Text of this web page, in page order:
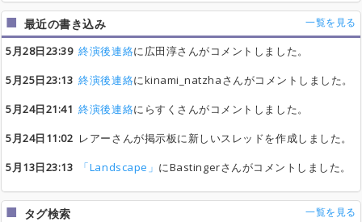
最近の書き込み 一覧を見る
5月28日23:39 終演後連絡に広田淳さんがコメントしました。
5月25日23:13 終演後連絡にkinami_natzhaさんがコメントしました。
5月24日21:41 終演後連絡にらすくさんがコメントしました。
5月24日11:02 レアーさんが掲示板に新しいスレッドを作成しました。
5月13日23:13
「Landscape」 にBastingerさんがコメントしました。
タグ検索 一覧を見る